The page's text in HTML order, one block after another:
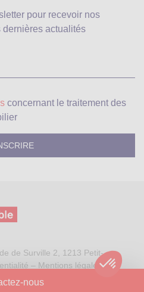
nous
pour recevoir nos
actualités
concernant le traitement des
de Surville 2, 1213 Petit-
– Mentions légales
Procab